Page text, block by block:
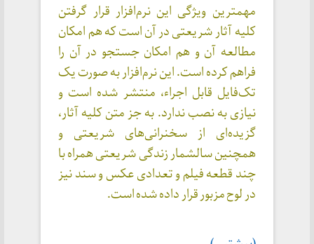
مهمترین ویژگی این نرم‌افزار قرار گرفتن
کلیه آثار شریعتی در آن است که هم امکان
مطالعه آن و هم امکان جستجو در آن را
فراهم کرده است. این نرم‌افزار به صورت یک
تک‌فایل قابل اجراء، منتشر شده است و
نیازی به نصب ندارد. به جز متن کلیه آثار،
گزیده‌ای از سخنرانی‌های شریعتی و
همچنین سالشمار زندگی شریعتی همراه با
چند قطعه فیلم و تعدادی عکس و سند نیز
در لوح مزبور قرار داده شده است.